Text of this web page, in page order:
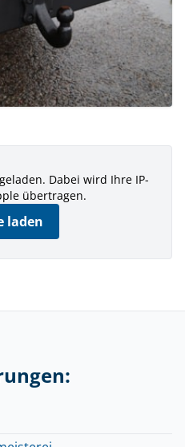
Dabei wird Ihre IP-
übertragen.
laden